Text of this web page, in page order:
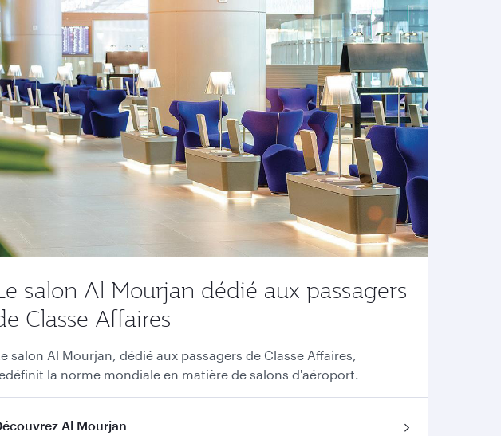
salon Al Mourjan dédié aux passagers
Classe Affaires
salon Al Mourjan, dédié aux passagers de Classe Affaires,
la norme mondiale en matière de salons d'aéroport.
Al Mourjan